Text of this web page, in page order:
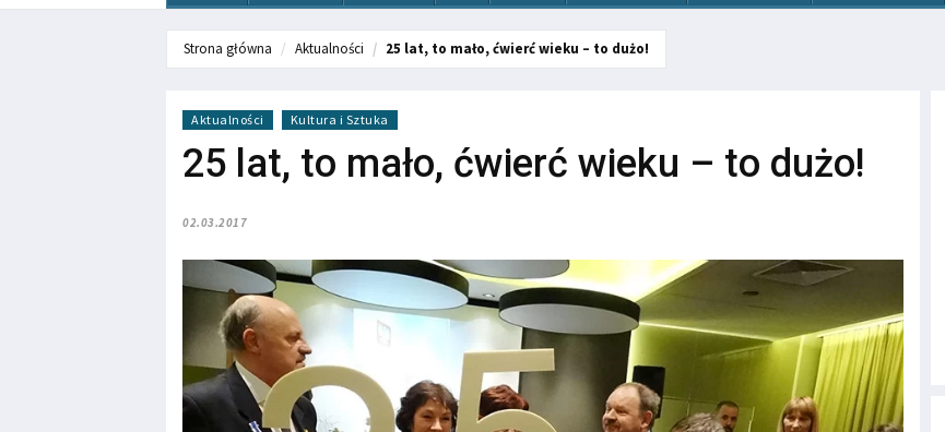
Strona główna Aktualności 25 lat, to mało, ćwierć wieku – to dużo!
Aktualności Kultura i Sztuka
25 lat, to mało, ćwierć wieku – to dużo!
02.03.2017